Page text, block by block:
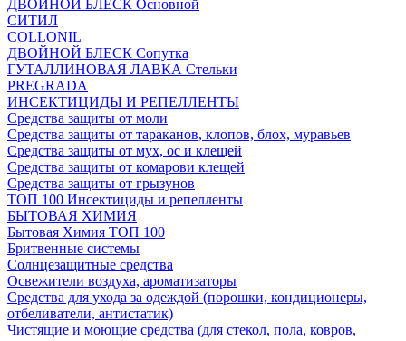
ДВОЙНОЙ БЛЕСК Основной
СИТИЛ
COLLONIL
ДВОЙНОЙ БЛЕСК Сопутка
ГУТАЛЛИНОВАЯ ЛАВКА Стельки
PREGRADA
ИНСЕКТИЦИДЫ И РЕПЕЛЛЕНТЫ
Средства защиты от моли
Средства защиты от тараканов, клопов, блох, муравьев
Средства защиты от мух, ос и клещей
Средства защиты от комарови клещей
Средства защиты от грызунов
ТОП 100 Инсектициды и репелленты
БЫТОВАЯ ХИМИЯ
Бытовая Химия ТОП 100
Бритвенные системы
Солнцезащитные средства
Освежители воздуха, ароматизаторы
Средства для ухода за одеждой (порошки, кондиционеры,
отбеливатели, антистатик)
Чистящие и моющие средства (для стекол, пола, ковров,